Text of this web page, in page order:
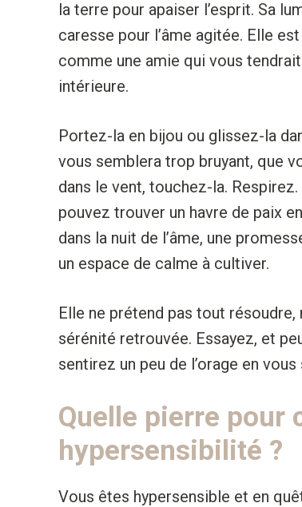
la terre pour apaiser l’esprit. Sa
caresse pour l’âme agitée. Elle
comme une amie qui vous
intérieure.
Portez-la en bijou ou glissez-la
vous semblera trop bruyant, que
dans le vent, touchez-la.
pouvez trouver un havre de paix
dans la nuit de l’âme, une
un espace de calme à cultiver.
Elle ne prétend pas tout
sérénité retrouvée. Essayez, et
sentirez un peu de l’orage en vous
Quelle pierre pour
hypersensibilité ?
Vous êtes hypersensible et en